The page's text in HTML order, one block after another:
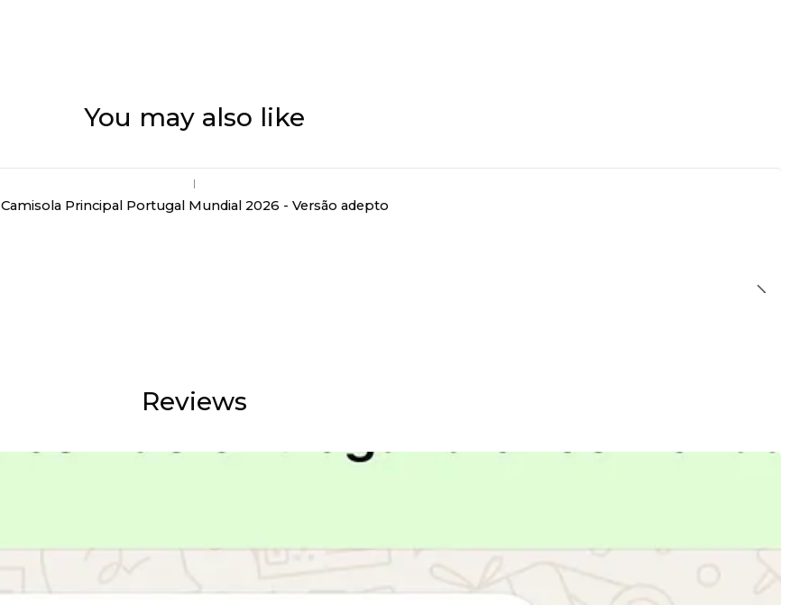
You may also like
|
Camisola Principal Portugal Mundial 2026 - Versão adepto
Reviews